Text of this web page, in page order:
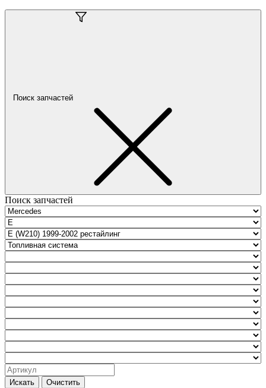
Поиск запчастей
Поиск запчастей
Искать Очистить